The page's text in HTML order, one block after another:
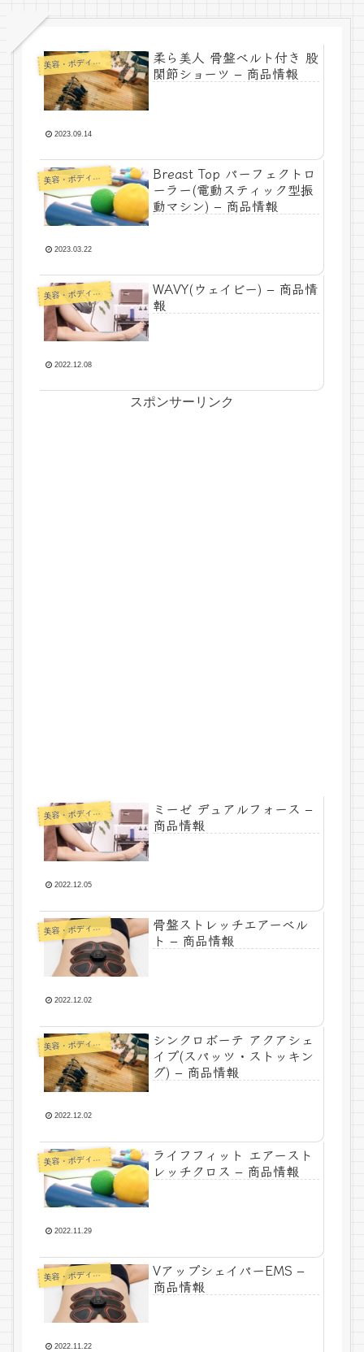
美
容・ボディメイク
柔ら美人 骨盤ベルト付き 股
関節ショーツ – 商品情報
2023.09.14
美
容・ボディメイク
Breast Top パーフェクトロ
ーラー(電動スティック型振
動マシン) – 商品情報
2023.03.22
美
容・ボディメイク
WAVY(ウェイビー) – 商品情
報
2022.12.08
スポンサーリンク
美
容・ボディメイク
ミーゼ デュアルフォース –
商品情報
2022.12.05
美
容・ボディメイク
骨盤ストレッチエアーベル
ト – 商品情報
2022.12.02
美
容・ボディメイク
シンクロボーテ アクアシェ
イプ(スパッツ・ストッキン
グ) – 商品情報
2022.12.02
美
容・ボディメイク
ライフフィット エアースト
レッチクロス – 商品情報
2022.11.29
美
容・ボディメイク
VアップシェイパーEMS –
商品情報
2022.11.22